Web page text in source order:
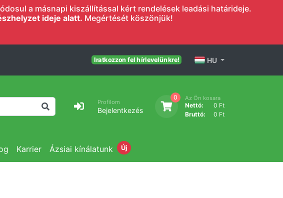
a másnapi kiszállítással kért rendelések leadási határideje.
ideje alatt. Megértését köszönjük!
Iratkozzon fel hírlevelünkre! HU
Profilom
Bejelentkezés
0 Az Ön kosara
Nettó:
0 Ft
Bruttó:
0 Ft
Karrier Ázsiai kínálatunk Új